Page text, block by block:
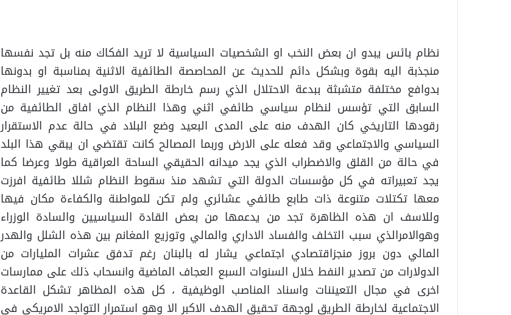
نظام بائس يبدو ان بعض النخب او الشخصيات السياسية لا تريد الفكاك منه بل تجد نفسها
منجذبة اليه بقوة وبشكل دائم للحديث عن المحاصصة الطائفية الاثنية بمناسبة او بدونها
بدوافع مختلفة متشبثة ببدعة الاحتلال الذي رسم خارطة الطريق الاولى بعد تغيير النظام
السابق التي تؤسس لنظام سياسي طائفي اثني وهذا النظام الذي افاق الطائفية من
رقودها التاريخي كان الهدف منه على المدى البعيد وضع البلاد في حالة عدم الاستقرار
السياسي والاجتماعي وقد فعله على الارض وربما المصالح كانت تقتضي ان يبقي هذا البلد
في حالة من القلق والاضطراب الذي يجد ميدانه الحقيقي الساحة العراقية طولا وعرضا كما
يجد تعبيراته في كل مؤسسات الدولة التي تشهد منذ سقوط النظام شللا طائفية افرزت
معها تكتلات متنوعة ذات طابع طائفي عشائري ولم تكن للمواطنة والكفاءة مكان فيها
وللاسف ان هذه الظاهرة تجد من يدعمها من بعض القادة السياسيين والسادة الوزراء
وهوالامرالذي سبب التخلف والفساد الاداري والمالي وتوزيع المغانم بين هذه الشلل والهدر
المالي دون بروز منجزاقتصادي اجتماعي يشار له بالبنان رغم تدفق عشرات المليارات من
الدولارات من تصدير النفط خلال السنوات السبع العجاف الماضية وانسحاب ذلك على ممارسات
اخرى في مجال التعيننات واسناد المناصب الوظيفية ، كل هذه المظاهر تشكل القاعدة
الاجتماعية لخارطة الطريق لوجهة تحقيق الهدف الاكبر الا وهو استمرار التواجد الامريكي في